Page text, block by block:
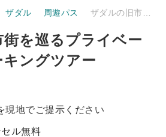
ザダル 周遊パス
を巡るプライベー
キングツアー
現地でご提示ください
ル無料